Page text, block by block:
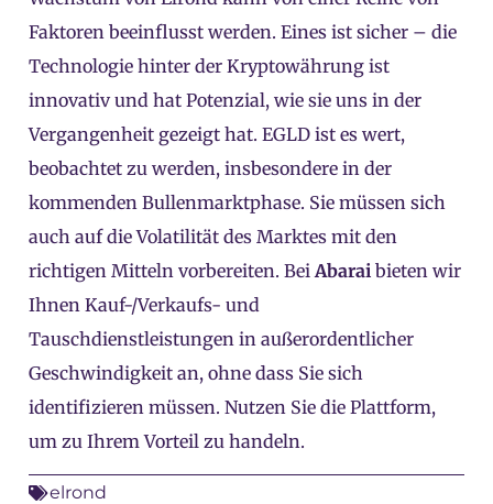
Faktoren beeinflusst werden. Eines ist sicher – die
Technologie hinter der Kryptowährung ist
innovativ und hat Potenzial, wie sie uns in der
Vergangenheit gezeigt hat. EGLD ist es wert,
beobachtet zu werden, insbesondere in der
kommenden Bullenmarktphase. Sie müssen sich
auch auf die Volatilität des Marktes mit den
richtigen Mitteln vorbereiten. Bei Abarai bieten wir
Ihnen Kauf-/Verkaufs- und
Tauschdienstleistungen in außerordentlicher
Geschwindigkeit an, ohne dass Sie sich
identifizieren müssen. Nutzen Sie die Plattform,
um zu Ihrem Vorteil zu handeln.
elrond